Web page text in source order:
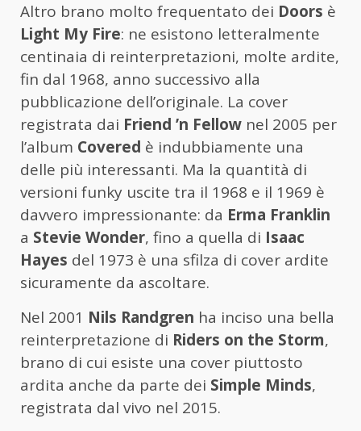
Altro brano molto frequentato dei Doors è
Light My Fire: ne esistono letteralmente
centinaia di reinterpretazioni, molte ardite,
fin dal 1968, anno successivo alla
pubblicazione dell’originale. La cover
registrata dai Friend ’n Fellow nel 2005 per
l’album Covered è indubbiamente una
delle più interessanti. Ma la quantità di
versioni funky uscite tra il 1968 e il 1969 è
davvero impressionante: da Erma Franklin
a Stevie Wonder, fino a quella di Isaac
Hayes del 1973 è una sfilza di cover ardite
sicuramente da ascoltare.
Nel 2001 Nils Randgren ha inciso una bella
reinterpretazione di Riders on the Storm,
brano di cui esiste una cover piuttosto
ardita anche da parte dei Simple Minds,
registrata dal vivo nel 2015.